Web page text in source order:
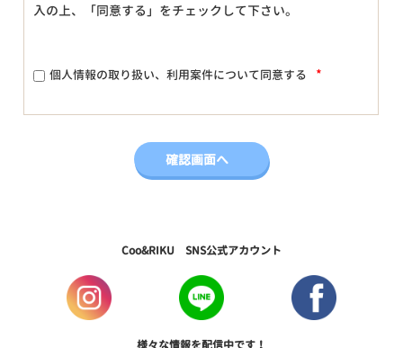
入の上、「同意する」をチェックして下さい。
個人情報の取り扱い、利用案件について同意する *
Coo&RIKU SNS公式アカウント
様々な情報を配信中です！